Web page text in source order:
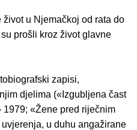
u Njemačkoj od rata do
prošli kroz život glavne
zapisi,
djelima («Izgubljena čast
«Žene pred riječnim
u duhu angažirane